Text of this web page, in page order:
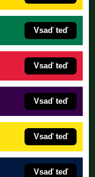
Vsaď teď
Vsaď teď
Vsaď teď
Vsaď teď
Vsaď teď